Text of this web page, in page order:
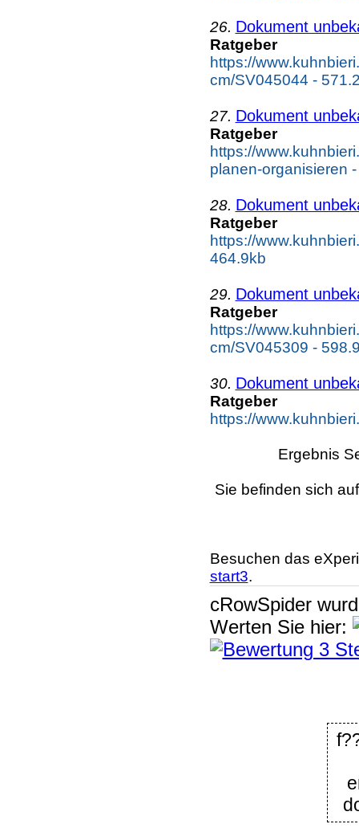
26. Dokument
Ratgeber
https://
cm/SV045044 -
27. Dokument
Ratgeber
https://
planen-organisieren
28. Dokument
Ratgeber
https://
464.9kb
29. Dokument
Ratgeber
https://
cm/SV045309 -
30. Dokument
Ratgeber
https://
Ergebnis
Sie befinden sich
Besuchen das
start3.
cRowSpider
Werten Sie hier: